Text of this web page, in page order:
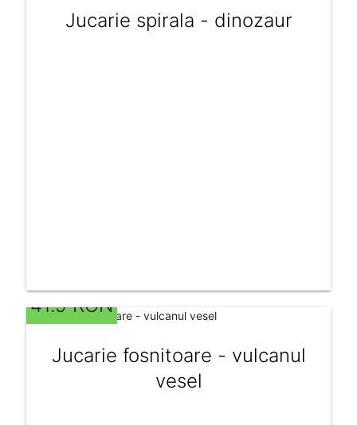
Jucarie spirala - dinozaur
41.9 RON
Jucarie fosnitoare - vulcanul
vesel